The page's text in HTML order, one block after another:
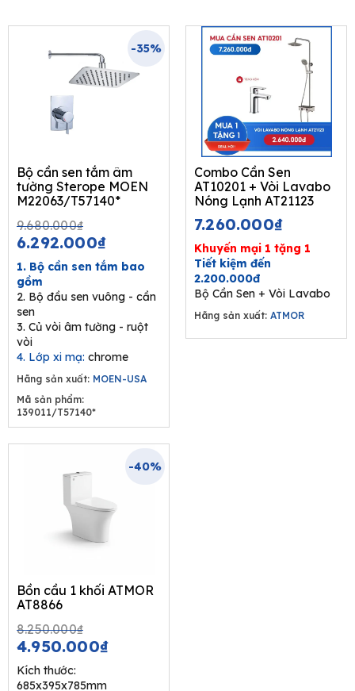
-35%
Bộ cần sen tắm âm
tường Sterope MOEN
M22063/T57140*
9.680.000₫Original
price
was:
9.680.000₫.
6.292.000₫price
is:
6.292.000₫.
1. Bộ cần sen tắm bao
gồm
2. Bộ đầu sen vuông - cần
sen
3. Củ vòi âm tường - ruột
vòi
4. Lớp xi mạ: chrome
Hãng sản xuất: MOEN-USA
Mã sản phẩm:
139011/T57140*
Combo Cần Sen
AT10201 + Vòi Lavabo
Nóng Lạnh AT21123
7.260.000₫
Khuyến mại 1 tặng 1
Tiết kiệm đến
2.200.000đ
Bộ Cần Sen + Vòi Lavabo
Hãng sản xuất: ATMOR
-40%
Bồn cầu 1 khối ATMOR
AT8866
8.250.000₫Original
price
8.250.000₫.
4.950.000₫price
Kích thước:
685x395x785mm